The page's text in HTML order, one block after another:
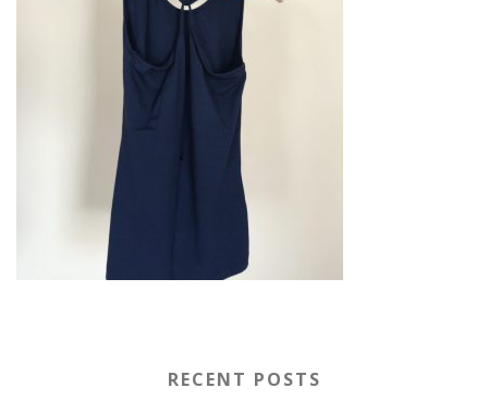
RECENT POSTS